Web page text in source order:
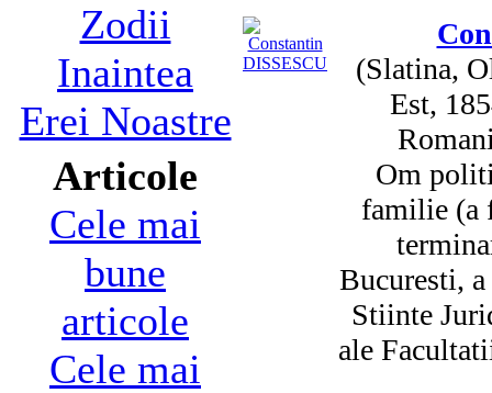
Zodii
Inaintea
Erei Noastre
Articole
Cele mai
bune
articole
Cele mai
(Slatina,
Est,
Om
familie (a
Bucuresti,
Stiinte
ale